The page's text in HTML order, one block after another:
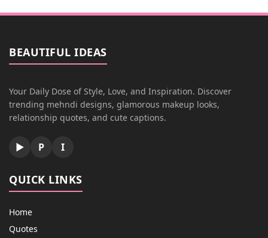
BEAUTIFUL IDEAS
Your Daily Dose of Style, Love, and Inspiration. Discover
trending mehndi designs, glamorous makeup looks,
relationship quotes, and cute captions.
▶ P I
QUICK LINKS
Home
Quotes